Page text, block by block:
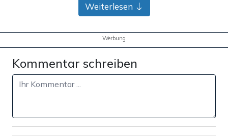
Weiterlesen
Werbung
Kommentar schreiben